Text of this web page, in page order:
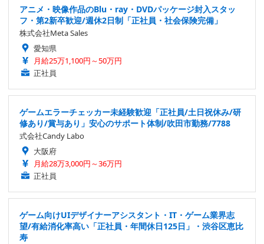
アニメ・映像作品のBlu・ray・DVDパッケージ封入スタッ
フ・第2新卒歓迎/週休2日制「正社員・社会保険完備」
株式会社Meta Sales
愛知県
月給25万1,100円～50万円
正社員
ゲームエラーチェッカー未経験歓迎「正社員/土日祝休み/研
修あり/賞与あり」安心のサポート体制/吹田市勤務/7788
式会社Candy Labo
大阪府
月給28万3,000円～36万円
正社員
ゲーム向けUIデザイナーアシスタント・IT・ゲーム業界志
望/有給消化率高い「正社員・年間休日125日」・渋谷区恵比
寿